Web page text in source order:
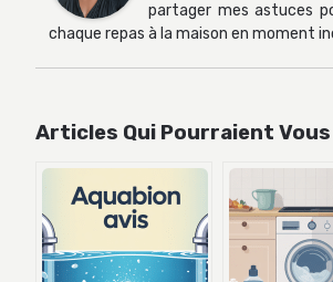
partager mes astuces
chaque repas à la maison en moment
Articles Qui Pourraient